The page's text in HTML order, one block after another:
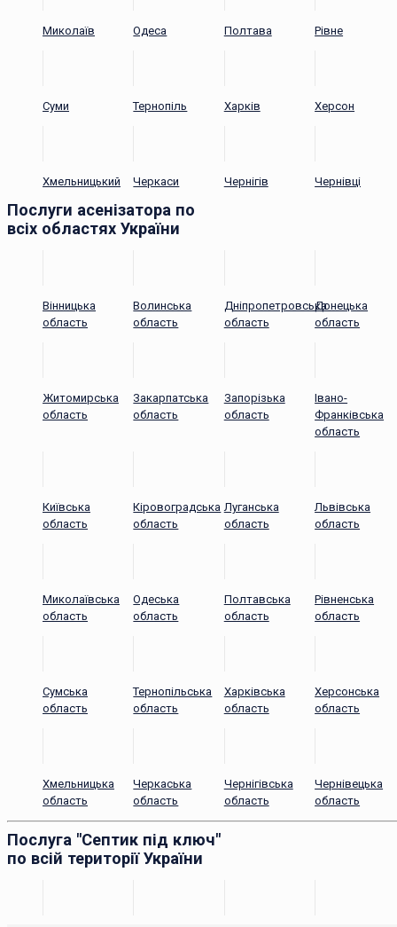
Миколаїв Одеса Полтава Рівне
Суми Тернопіль Харків Херсон
Хмельницький Черкаси Чернігів Чернівці
Послуги асенізатора по
всіх областях України
Вінницька
область
Волинська
область
Дніпропетровська
область
Донецька
область
Житомирська
область
Закарпатська
область
Запорізька
область
Івано-
Франківська
область
Київська
область
Кіровоградська
область
Луганська
область
Львівська
область
Миколаївська
область
Одеська
область
Полтавська
область
Рівненська
область
Сумська
область
Тернопільська
область
Харківська
область
Херсонська
область
Хмельницька
область
Черкаська
область
Чернігівська
область
Чернівецька
область
Послуга "Септик під ключ"
по всій території України